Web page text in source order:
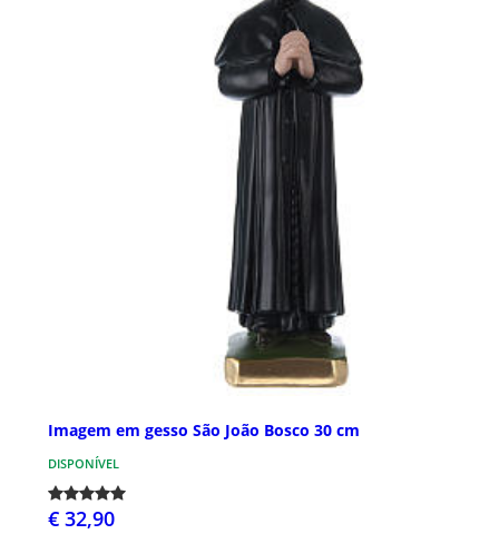
Imagem em gesso São João Bosco 30 cm
DISPONÍVEL
€ 32,90